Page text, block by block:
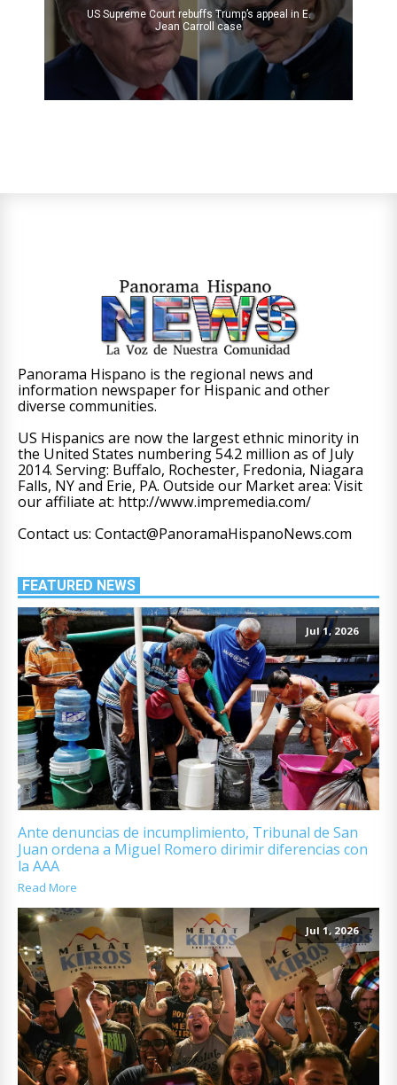
US Supreme Court rebuffs Trump’s appeal in E.
Jean Carroll case
Panorama Hispano is the regional news and
information newspaper for Hispanic and other
diverse communities.
US Hispanics are now the largest ethnic minority in
the United States numbering 54.2 million as of July
2014. Serving: Buffalo, Rochester, Fredonia, Niagara
Falls, NY and Erie, PA. Outside our Market area: Visit
our affiliate at: http://www.impremedia.com/
Contact us: Contact@PanoramaHispanoNews.com
FEATURED NEWS
Jul 1, 2026
Ante denuncias de incumplimiento, Tribunal de San
Juan ordena a Miguel Romero dirimir diferencias con
la AAA
Read More
Jul 1, 2026